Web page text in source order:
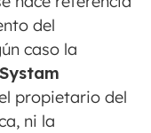
del
caso la
Systam
propietario del
ni la